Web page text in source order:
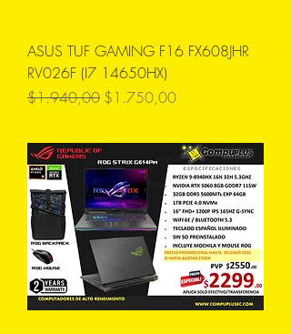
ASUS TUF GAMING F16 FX608JHR
RV026F (I7 14650HX)
Precio
$1.940,00 Precio de oferta
$1.750,00